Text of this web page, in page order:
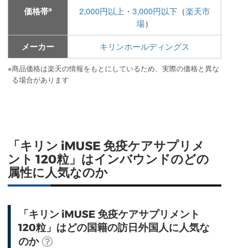
価格帯※ 2,000円以上・3,000円以下（楽天市
場）
メーカー
キリンホールディングス
※商品価格は楽天の情報をもとにしているため、実際の価格と異な
る場合があります
「キリン iMUSE 免疫ケアサプリメ
ント 120粒」はインバウンドのどの
属性に人気なのか
「キリン iMUSE 免疫ケアサプリメント
120粒」はどの国籍の訪日外国人に人気な
のか